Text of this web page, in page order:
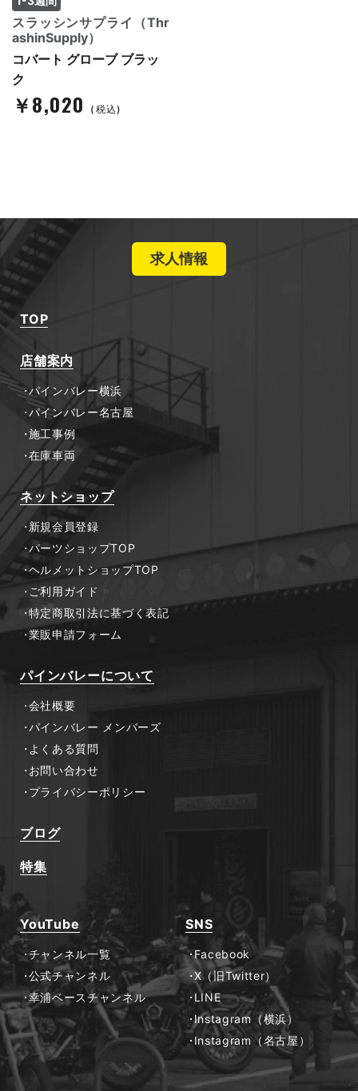
スラッシンサプライ（Thr
ashinSupply）
コバート グローブ ブラッ
ク
￥8,020 (税込)
求人情報
TOP
店舗案内
パインバレー横浜
パインバレー名古屋
施工事例
在庫車両
ネットショップ
新規会員登録
パーツショップTOP
ヘルメットショップTOP
ご利用ガイド
特定商取引法に基づく表記
業販申請フォーム
パインバレーについて
会社概要
パインバレー メンバーズ
よくある質問
お問い合わせ
プライバシーポリシー
ブログ
特集
YouTube
チャンネル一覧
公式チャンネル
幸浦ベースチャンネル
SNS
Facebook
X（旧Twitter）
LINE
Instagram（横浜）
Instagram（名古屋）